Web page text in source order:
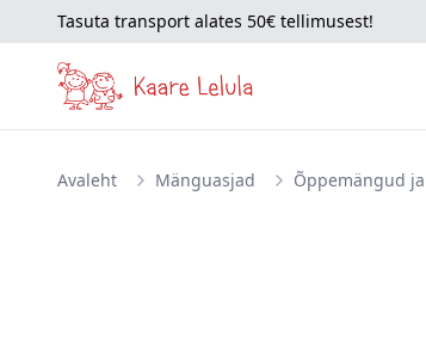
Tasuta transport alates 50€ tellimusest!
Avaleht Mänguasjad Õppemängud